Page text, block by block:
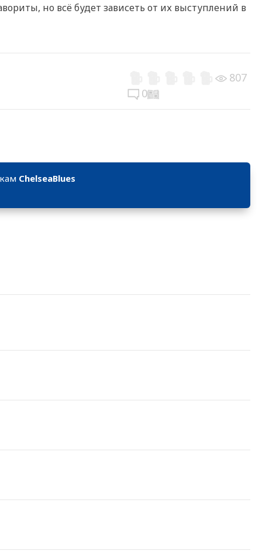
но всё будет зависеть от их выступлений в
807
0
ChelseaBlues